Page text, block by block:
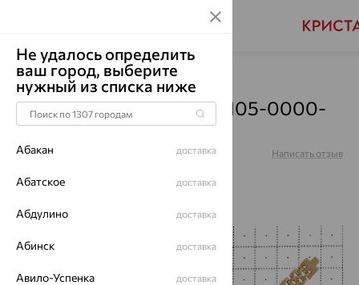
Главная Каталог Браслеты декоративные
Браслет, золото, 008-0105-0000-
010
Артикул: Написать отзыв
Не удалось определить
ваш город, выберите
нужный из списка ниже
Абакан доставка
Абатское доставка
Абдулино доставка
Абинск доставка
Авило-Успенка доставка